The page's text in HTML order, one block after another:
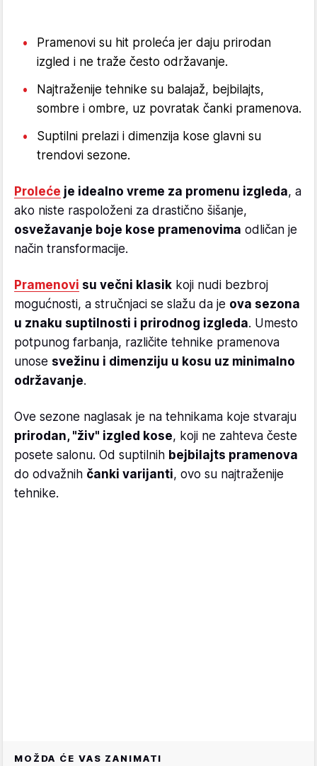
Pramenovi su hit proleća jer daju prirodan
izgled i ne traže često održavanje.
Najtraženije tehnike su balajaž, bejbilajts,
sombre i ombre, uz povratak čanki pramenova.
Suptilni prelazi i dimenzija kose glavni su
trendovi sezone.
Proleće je idealno vreme za promenu izgleda, a
ako niste raspoloženi za drastično šišanje,
osvežavanje boje kose pramenovima odličan je
način transformacije.
Pramenovi su večni klasik koji nudi bezbroj
mogućnosti, a stručnjaci se slažu da je ova sezona
u znaku suptilnosti i prirodnog izgleda. Umesto
potpunog farbanja, različite tehnike pramenova
unose svežinu i dimenziju u kosu uz minimalno
održavanje.
Ove sezone naglasak je na tehnikama koje stvaraju
prirodan, "živ" izgled kose, koji ne zahteva česte
posete salonu. Od suptilnih bejbilajts pramenova
do odvažnih čanki varijanti, ovo su najtraženije
tehnike.
MOŽDA ĆE VAS ZANIMATI